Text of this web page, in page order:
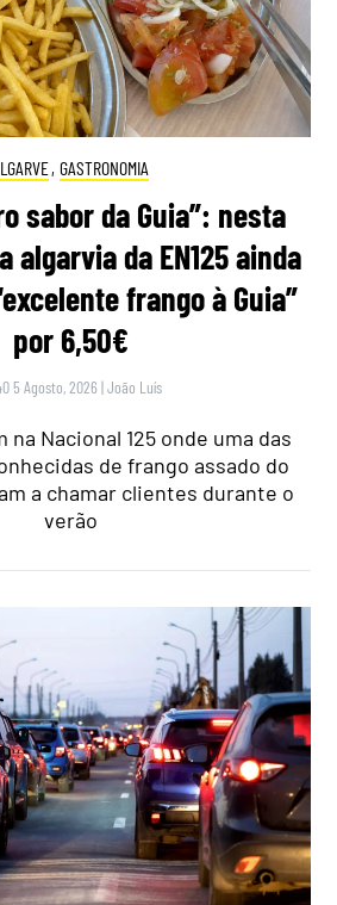
, GASTRONOMIA
sabor da Guia”: nesta
da EN125 ainda
frango à Guia”
por 6,50€
5 Agosto, 2026 |João Luís
na Nacional 125 onde uma das
de frango assado do
a chamar clientes durante o
verão